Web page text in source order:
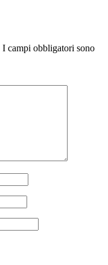
I campi obbligatori sono